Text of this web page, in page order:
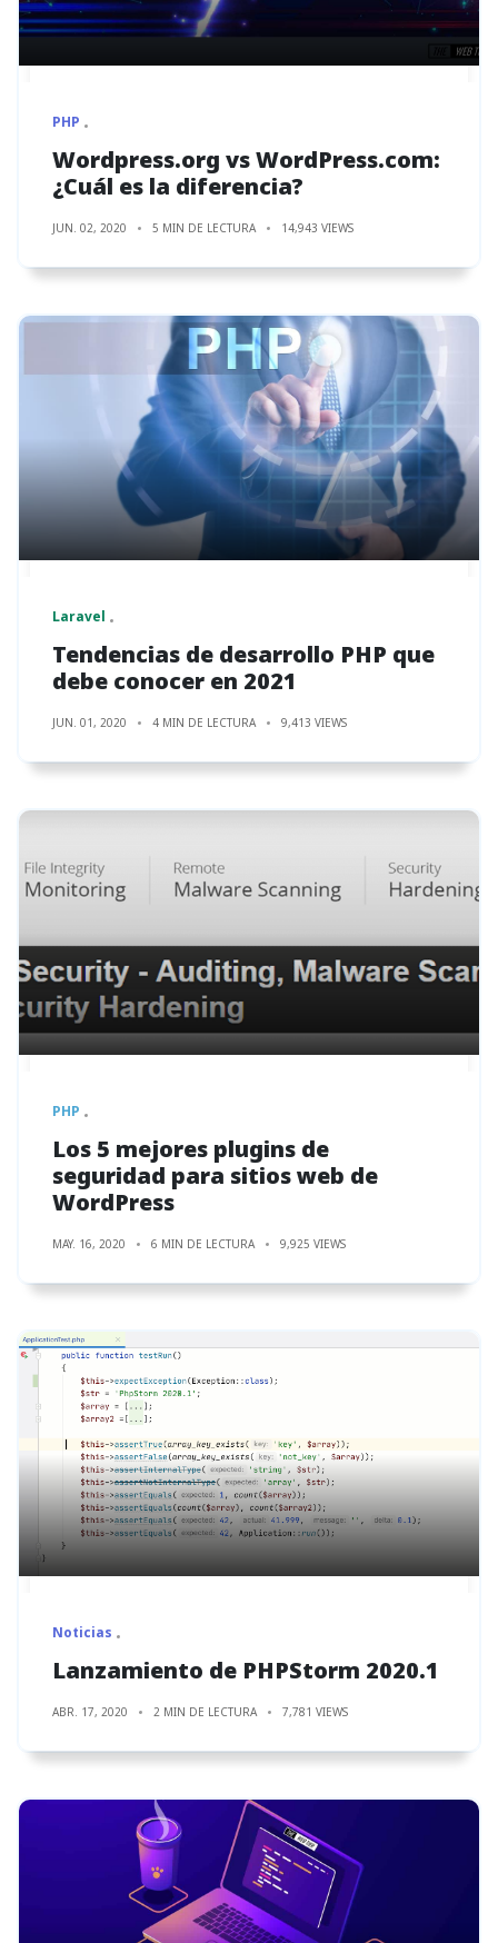
PHP
Wordpress.org vs WordPress.com:
¿Cuál es la diferencia?
JUN. 02, 2020 5 MIN DE LECTURA 14,943 VIEWS
Laravel
Tendencias de desarrollo PHP que
debe conocer en 2021
JUN. 01, 2020 4 MIN DE LECTURA 9,413 VIEWS
PHP
Los 5 mejores plugins de
seguridad para sitios web de
WordPress
MAY. 16, 2020 6 MIN DE LECTURA 9,925 VIEWS
Noticias
Lanzamiento de PHPStorm 2020.1
ABR. 17, 2020 2 MIN DE LECTURA 7,781 VIEWS